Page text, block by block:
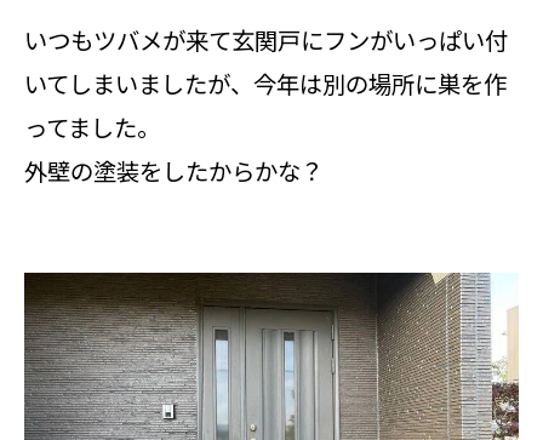
いつもツバメが来て玄関戸にフンがいっぱい付
いてしまいましたが、今年は別の場所に巣を作
ってました。
外壁の塗装をしたからかな？